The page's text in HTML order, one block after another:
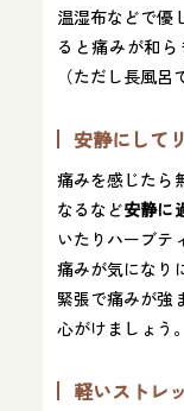
温湿布などで優
ると痛みが和
（ただし長風呂
安静にして
痛みを感じたら
なるなど安静に
いたりハーブテ
痛みが気になり
緊張で痛みが強
心がけましょう。
軽いストレ